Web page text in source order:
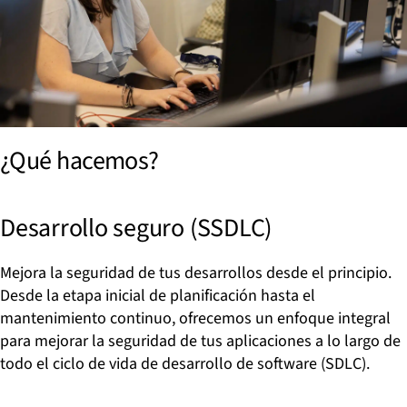
¿Qué hacemos?
Desarrollo seguro (SSDLC)
Mejora la seguridad de tus desarrollos desde el principio.
Desde la etapa inicial de planificación hasta el
mantenimiento continuo, ofrecemos un enfoque integral
para mejorarla seguridad de tus aplicaciones a lo largo de
todo el ciclo de vida de desarrollo de software (SDLC).